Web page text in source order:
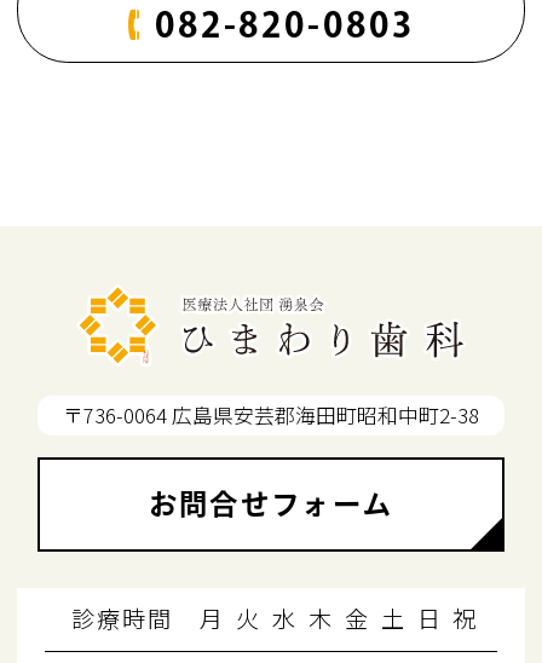
082-820-0803
〒736-0064 広島県安芸郡海田町昭和中町2-38
お問合せフォーム
診療時間 月 火 水 木 金 土 日 祝